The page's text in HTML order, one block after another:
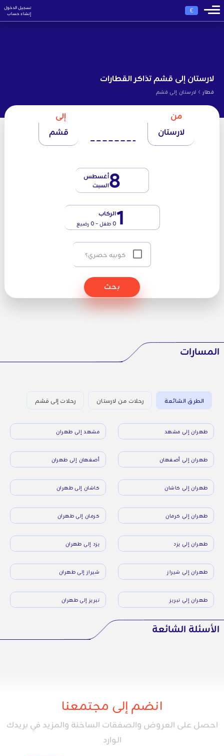
€
تسجيل الدخول
إنشاء حساب
لارستان إلى قشم تذاكر القطارات
قطار › لارستان إلى قشم
من
لارستان
إلى
قشم
8أغسطس
السبت
1الركاب
0 طفل - 0 رضيع
كوبيه حصري؟
بحث
المسارات
الطرق الشائعة رحلات من لارستان رحلات إلى قشم
طهران إلى مشهد مشهد إلى طهران
طهران إلى أصفهان أصفهان إلى طهران
طهران إلى كاشان كاشان إلى طهران
طهران إلى كرمان كرمان إلى طهران
طهران إلى يزد يزد إلى طهران
طهران إلى شيراز شيراز إلى طهران
طهران إلى تبريز تبريز إلى طهران
الأسئلة الشائعة
انضم إلى مجتمعنا
احصل على العروض والصفقات الساخنة والمزيد في بريدك
الوارد